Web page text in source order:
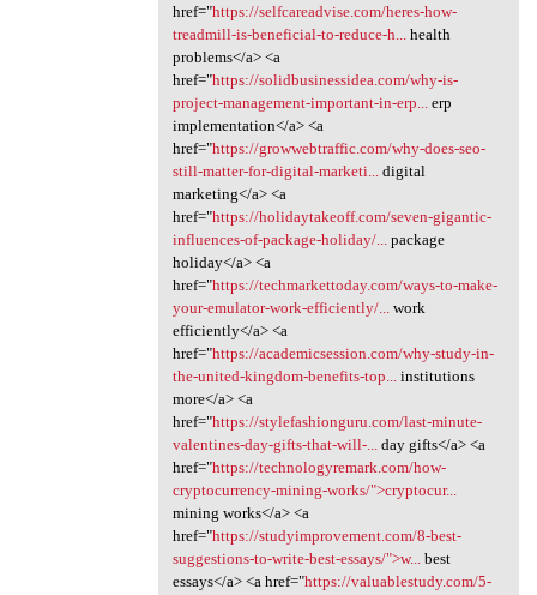
href="https://selfcareadvise.com/heres-how-
treadmill-is-beneficial-to-reduce-h...
health
problems</a> <a
href="https://solidbusinessidea.com/why-is-
project-management-important-in-erp...
erp
implementation</a> <a
href="https://growwebtraffic.com/why-does-seo-
still-matter-for-digital-marketi...
digital
marketing</a> <a
href="https://holidaytakeoff.com/seven-gigantic-
influences-of-package-holiday/...
package
holiday</a> <a
href="https://techmarkettoday.com/ways-to-make-
your-emulator-work-efficiently/...
work
efficiently</a> <a
href="https://academicsession.com/why-study-in-
the-united-kingdom-benefits-top...
institutions
more</a> <a
href="https://stylefashionguru.com/last-minute-
valentines-day-gifts-that-will-...
day gifts</a> <a
href="https://technologyremark.com/how-
cryptocurrency-mining-works/">cryptocur...
mining works</a> <a
href="https://studyimprovement.com/8-best-
suggestions-to-write-best-essays/">w...
best
essays</a> <a href="https://valuablestudy.com/5-